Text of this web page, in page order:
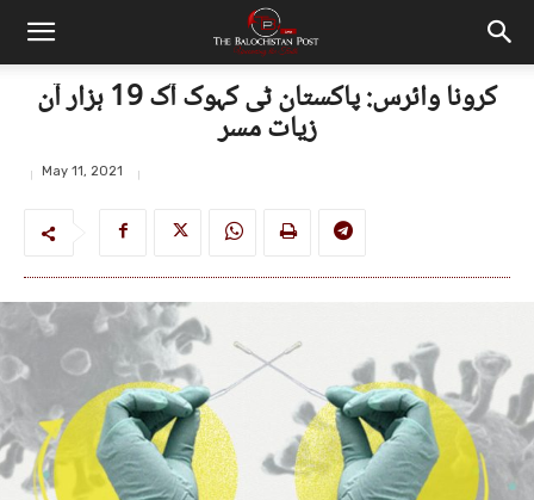
کرونا وائرس: پاکستان ٹی کہوک آک 19 ہزار آن
زیات مسر
May 11, 2021